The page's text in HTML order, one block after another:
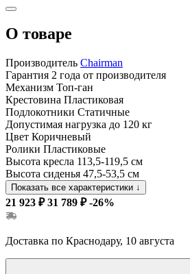
О товаре
Производитель Chairman
Гарантия 2 года от производителя
Механизм Топ-ган
Крестовина Пластиковая
Подлокотники Статичные
Допустимая нагрузка до 120 кг
Цвет Коричневый
Ролики Пластиковые
Высота кресла 113,5-119,5 см
Высота сиденья 47,5-53,5 см
Показать все характеристики ↓
21 923 ₽ 31 789 ₽ -26%
Доставка по Краснодару, 10 августа